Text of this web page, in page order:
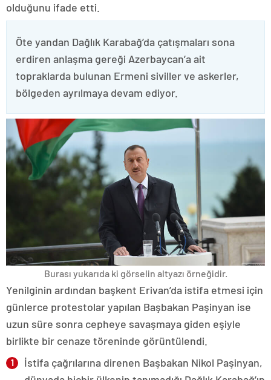
olduğunu ifade etti.
Öte yandan Dağlık Karabağ’da çatışmaları sona
erdiren anlaşma gereği Azerbaycan’a ait
topraklarda bulunan Ermeni siviller ve askerler,
bölgeden ayrılmaya devam ediyor.
Burası yukarıda ki görselin altyazı örneğidir.
Yenilginin ardından başkent Erivan’da istifa etmesi için
günlerce protestolar yapılan Başbakan Paşinyan ise
uzun süre sonra cepheye savaşmaya giden eşiyle
birlikte bir cenaze töreninde görüntülendi.
İstifa çağrılarına direnen Başbakan Nikol Paşinyan,